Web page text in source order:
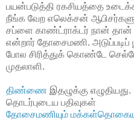
பயன்படுத்தி ரகசியத்தை
நீங்க வேற எலெக்சன்
சப்ளை காண்ட்ராக்டர் நான்
என்றார் தோசைமணி. அடுப்படிப்
போல சிரித்துக் கொண்டே
முதலாளி.
திண்ணை இதழுக்கு எழுதியது.
தொடர்புடைய பதிவுகள்
தோசைமணியும்